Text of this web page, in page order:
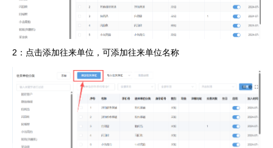
2：点击添加往来单位，可添加往来单位名称